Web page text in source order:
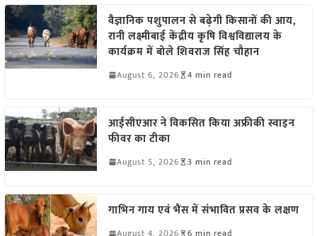
वैज्ञानिक पशुपालन से बढ़ेगी किसानों की आय,
रानी लक्ष्मीबाई केंद्रीय कृषि विश्वविद्यालय के
कार्यक्रम में बोले शिवराज सिंह चौहान
August 6, 2026 4 min read
आईसीएआर ने विकसित किया अफ्रीकी स्वाइन
फीवर का टीका
August 5, 2026 3 min read
गाभिन गाय एवं भैंस में संभावित प्रसव के लक्षण